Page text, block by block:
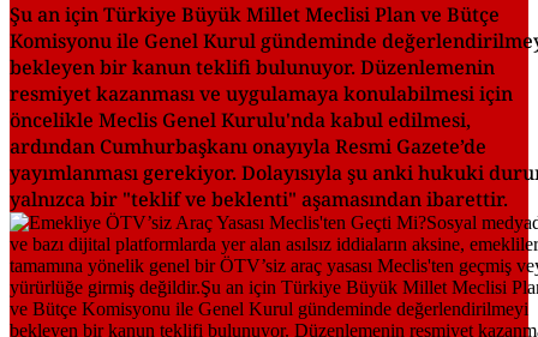
Şu an için Türkiye Büyük Millet Meclisi Plan ve Bütçe
Komisyonu ile Genel Kurul gündeminde
bekleyen bir kanun teklifi bulunuyor. Düzenlemenin
resmiyet kazanması ve uygulamaya konulabilmesi için
öncelikle Meclis Genel Kurulu'nda kabul edilmesi,
ardından Cumhurbaşkanı onayıyla Resmi Gazete’de
yayımlanması gerekiyor. Dolayısıyla şu anki hukuki
yalnızca bir "teklif ve beklenti" aşamasından ibarettir.